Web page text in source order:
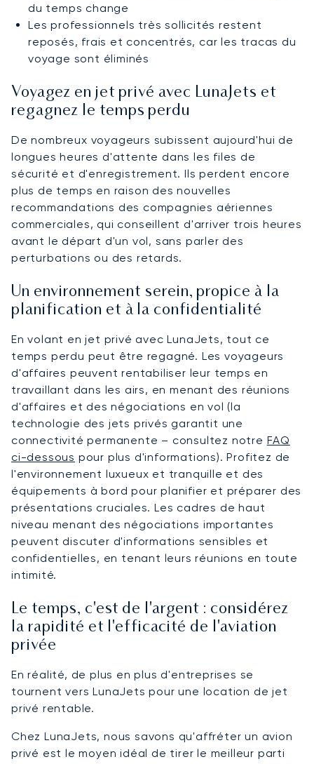
du temps change
Les professionnels très sollicités restent
reposés, frais et concentrés, car les tracas du
voyage sont éliminés
Voyagez en jet privé avec LunaJets et
regagnez le temps perdu
De nombreux voyageurs subissent aujourd'hui de
longues heures d'attente dans les files de
sécurité et d'enregistrement. Ils perdent encore
plus de temps en raison des nouvelles
recommandations des compagnies aériennes
commerciales, qui conseillent d'arriver trois heures
avant le départ d'un vol, sans parler des
perturbations ou des retards.
Un environnement serein, propice à la
planification et à la confidentialité
En volant en jet privé avec LunaJets, tout ce
temps perdu peut être regagné. Les voyageurs
d'affaires peuvent rentabiliser leur temps en
travaillant dans les airs, en menant des réunions
d'affaires et des négociations en vol (la
technologie des jets privés garantit une
connectivité permanente – consultez notre FAQ
ci-dessous pour plus d'informations). Profitez de
l'environnement luxueux et tranquille et des
équipements à bord pour planifier et préparer des
présentations cruciales. Les cadres de haut
niveau menant des négociations importantes
peuvent discuter d'informations sensibles et
confidentielles, en tenant leurs réunions en toute
intimité.
Le temps, c'est de l'argent : considérez
la rapidité et l'efficacité de l'aviation
privée
En réalité, de plus en plus d'entreprises se
tournent vers LunaJets pour une location de jet
privé rentable.
Chez LunaJets, nous savons qu'affréter un avion
privé est le moyen idéal de tirer le meilleur parti